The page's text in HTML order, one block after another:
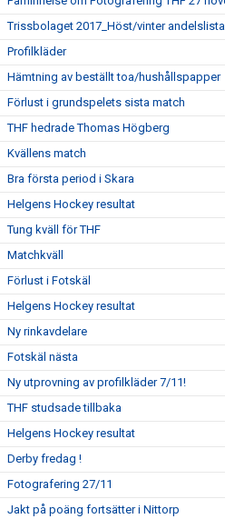
Trissbolaget 2017_Höst/vinter andelslista
Profilkläder
Hämtning av beställt toa/hushållspapper
Förlust i grundspelets sista match
THF hedrade Thomas Högberg
Kvällens match
Bra första period i Skara
Helgens Hockey resultat
Tung kväll för THF
Matchkväll
Förlust i Fotskäl
Helgens Hockey resultat
Ny rinkavdelare
Fotskäl nästa
Ny utprovning av profilkläder 7/11!
THF studsade tillbaka
Helgens Hockey resultat
Derby fredag !
Fotografering 27/11
Jakt på poäng fortsätter i Nittorp